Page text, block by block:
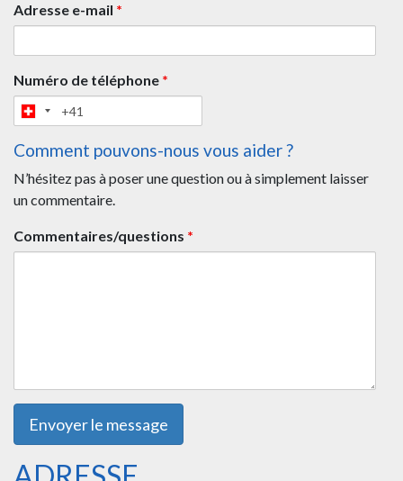
Adresse e-mail *
Numéro de téléphone *
Comment pouvons-nous vous aider ?
N’hésitez pas à poser une question ou à simplement laisser
un commentaire.
Commentaires/questions *